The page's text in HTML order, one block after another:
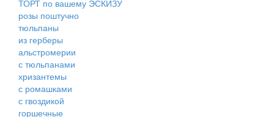
ТОРТ по вашему ЭСКИЗУ
розы поштучно
тюльпаны
из герберы
альстромерии
с тюльпанами
хризантемы
с ромашками
с гвоздикой
горшечные